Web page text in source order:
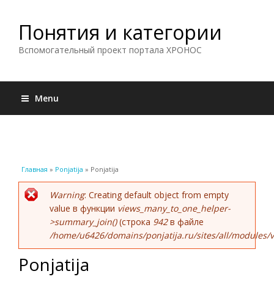
Понятия и категории
Вспомогательный проект портала ХРОНОС
Menu
Вы здесь
Главная » Ponjatija » Ponjatija
Сообщение об ошибке
Warning: Creating default object from empty
value в функции views_many_to_one_helper-
>summary_join()(строка 942в файле
/home/u6426/domains/ponjatija.ru/sites/all/modules/
Ponjatija